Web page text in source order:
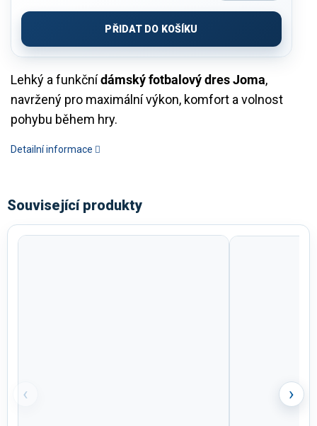
Lehký a funkčnídámský fotbalový dres Joma,
navržený pro maximální výkon, komfort a volnost
pohybu během hry.
Detailní informace
cena:
PŘIDAT DO KOŠÍKU
Související produkty
‹ ›